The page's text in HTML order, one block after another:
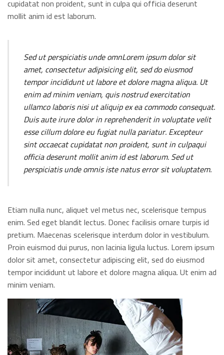
cupidatat non proident, sunt in culpa qui officia deserunt
mollit anim id est laborum.
Sed ut perspiciatis unde omnLorem ipsum dolor sit
amet, consectetur adipisicing elit, sed do eiusmod
tempor incididunt ut labore et dolore magna aliqua. Ut
enim ad minim veniam, quis nostrud exercitation
ullamco laboris nisi ut aliquip ex ea commodo consequat.
Duis aute irure dolor in reprehenderit in voluptate velit
esse cillum dolore eu fugiat nulla pariatur. Excepteur
sint occaecat cupidatat non proident, sunt in culpaqui
officia deserunt mollit anim id est laborum. Sed ut
perspiciatis unde omnis iste natus error sit voluptatem.
Etiam nulla nunc, aliquet vel metus nec, scelerisque tempus
enim. Sed eget blandit lectus. Donec facilisis ornare turpis id
pretium. Maecenas scelerisque interdum dolor in vestibulum.
Proin euismod dui purus, non lacinia ligula luctus. Lorem ipsum
dolor sit amet, consectetur adipiscing elit, sed do eiusmod
tempor incididunt ut labore et dolore magna aliqua. Ut enim ad
minim veniam.